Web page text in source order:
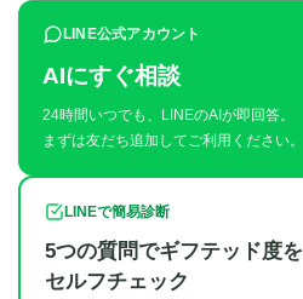
LINE公式アカウント
AIにすぐ相談
24時間いつでも、LINEのAIが即回答。
まずは友だち追加してご利用ください。
LINEで簡易診断
5つの質問でギフテッド度を
セルフチェック